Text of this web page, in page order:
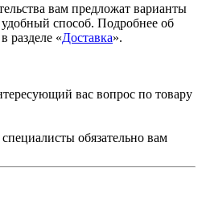
вам предложат варианты
способ. Подробнее об
разделе «Доставка».
вас вопрос по товару
обязательно вам